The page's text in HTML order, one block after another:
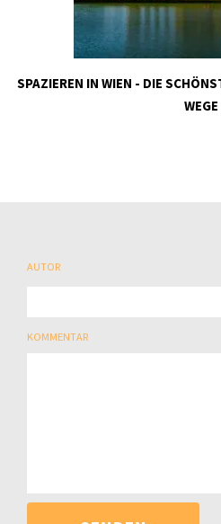
SPAZIEREN IN WIEN - DIE
WEGE
AUTOR
KOMMENTAR